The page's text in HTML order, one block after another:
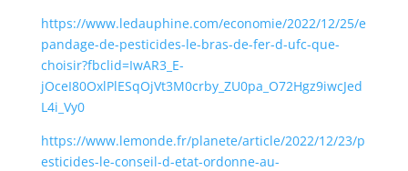
https://www.ledauphine.com/economie/2022/12/25/e
pandage-de-pesticides-le-bras-de-fer-d-ufc-que-
choisir?fbclid=IwAR3_E-
jOceI80OxlPlESqOjVt3M0crby_ZU0pa_O72Hgz9iwcJed
L4i_Vy0
https://www.lemonde.fr/planete/article/2022/12/23/p
esticides-le-conseil-d-etat-ordonne-au-